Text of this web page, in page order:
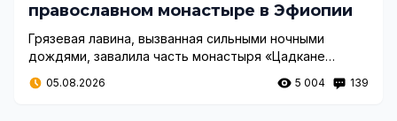
православном монастыре в Эфиопии
Грязевая лавина, вызванная сильными ночными
дождями, завалила часть монастыря «Цадкане
Мариам» в регионе Амхара, сообщил глава епархии.
05.08.2026 5 004 139